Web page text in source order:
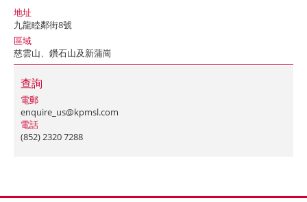
地址
九龍睦鄰街8號
區域
慈雲山、鑽石山及新蒲崗
查詢
電郵
enquire_us@kpmsl.com
電話
(852) 2320 7288